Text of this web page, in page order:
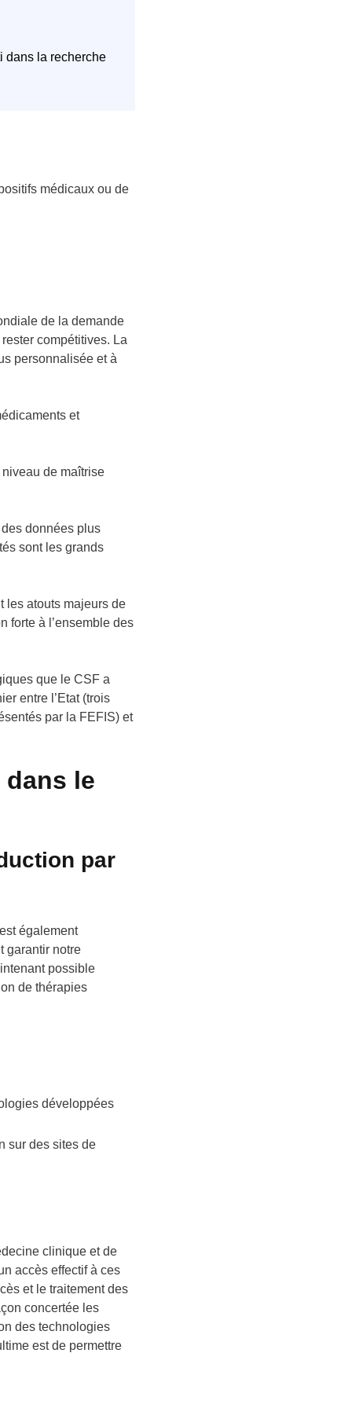
dans la recherche
médicaux ou de
de la demande
compétitives. La
personnalisée et à
et
de maîtrise
données plus
sont les grands
les atouts majeurs de
forte à l’ensemble des
que le CSF a
entre l’Etat (trois
par la FEFIS) et
le
par
également
garantir notre
possible
de thérapies
développées
sur des sites de
clinique et de
accès effectif à ces
et le traitement des
concertée les
des technologies
est de permettre